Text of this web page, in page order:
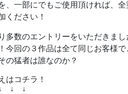
、一部にでもご使用頂ければ、
ください！
多数のエントリーをいただきま
今回の３作品は全て同じお客様で
の猛者は誰なのか？
はコチラ！
↓ ↓